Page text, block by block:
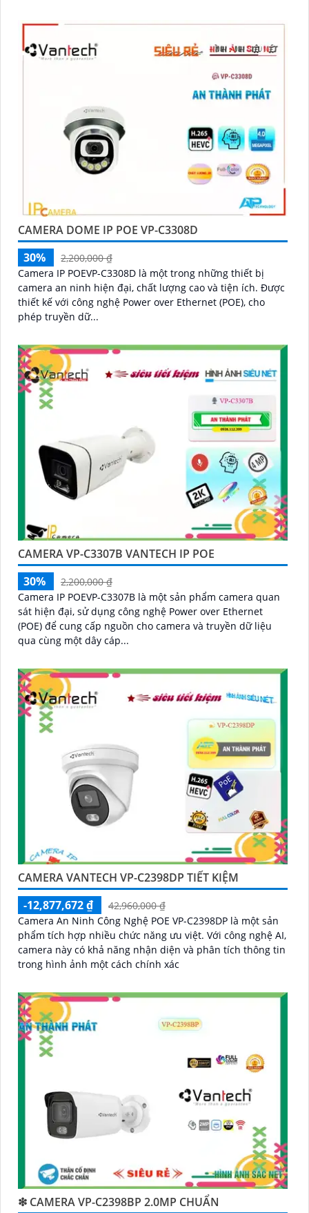
CAMERA DOME IP POE VP-C3308D
30%
2,200,000 ₫
Camera IP POEVP-C3308D là một trong những thiết bị
camera an ninh hiện đại, chất lượng cao và tiện ích. Được
thiết kế với công nghệ Power over Ethernet (POE), cho
phép truyền dữ...
CAMERA VP-C3307B VANTECH IP POE
30%
2,200,000 ₫
Camera IP POEVP-C3307B là một sản phẩm camera quan
sát hiện đại, sử dụng công nghệ Power over Ethernet
(POE) để cung cấp nguồn cho camera và truyền dữ liệu
qua cùng một dây cáp...
CAMERA VANTECH VP-C2398DP TIẾT KIỆM
-12,877,672 ₫
42,960,000 ₫
Camera An Ninh Công Nghệ POE VP-C2398DP là một sản
phẩm tích hợp nhiều chức năng ưu việt. Với công nghệ AI,
camera này có khả năng nhận diện và phân tích thông tin
trong hình ảnh một cách chính xác
❇ CAMERA VP-C2398BP 2.0MP CHUẨN